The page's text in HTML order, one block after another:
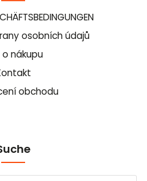
osobních údajů
o nákupu
obchodu